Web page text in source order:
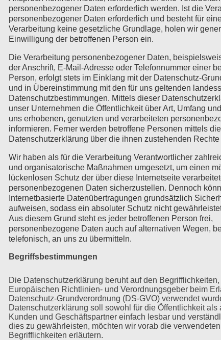
Kategorie
Am
Temper
sehen uns
auf dem deliziösen
Uhr öffnen wir die Klappe
#streetfoodtrailer
MEHR
personenbezogener Daten erforderlich werden. Ist die
personenbezogener Daten erforderlich und besteht für
Verarbeitung keine gesetzliche Grundlage, holen wir
Einwilligung der betroffenen Person ein.
Die Verarbeitung personenbezogener Daten,
der Anschrift, E-Mail-Adresse oder Telefonnummer einer
Person, erfolgt stets im Einklang mit der Datenschutz-
und in Übereinstimmung mit den für uns geltenden
Datenschutzbestimmungen. Mittels dieser
unser Unternehmen die Öffentlichkeit über Art, Umfang
uns erhobenen, genutzten und verarbeiteten
informieren. Ferner werden betroffene Personen mittels
Datenschutzerklärung über die ihnen zustehenden Rechte
Wir haben als für die Verarbeitung Verantwortlicher
und organisatorische Maßnahmen umgesetzt, um einen
lückenlosen Schutz der über diese Internetseite
personenbezogenen Daten sicherzustellen. Dennoch
Internetbasierte Datenübertragungen grundsätzlich
aufweisen, sodass ein absoluter Schutz nicht
Aus diesem Grund steht es jeder betroffenen Person frei,
personenbezogene Daten auch auf alternativen Wegen,
telefonisch, an uns zu übermitteln.
Begriffsbestimmungen
Die Datenschutzerklärung beruht auf den
Europäischen Richtlinien- und Verordnungsgeber beim
Datenschutz-Grundverordnung (DS-GVO) verwendet
Datenschutzerklärung soll sowohl für die Öffentlichkeit als
Kunden und Geschäftspartner einfach lesbar und
dies zu gewährleisten, möchten wir vorab die verwendeten
Begrifflichkeiten erläutern.